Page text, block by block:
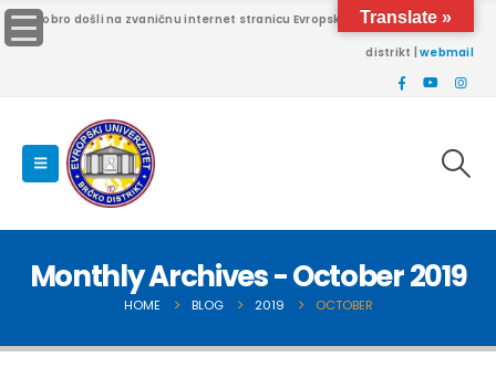
Dobro došli na zvaničnu internet stranicu Evropskog univerziteta Brčko
distrikt |webmail
Monthly Archives - October 2019
HOME BLOG 2019 OCTOBER
Translate »